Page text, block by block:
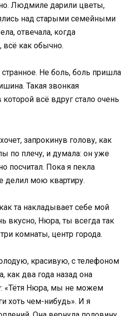
Людмиле дарили цветы,
над старыми семейными
отвечала, когда
как обычно.
Не боль, боль пришла
Такая звонкая
всё вдруг стало очень
запрокинув голову, как
по плечу, и думала: он уже
посчитал. Пока я пекла
делил мою квартиру.
та накладывает себе мой
вкусно, Нюра, ты всегда так
комнаты, центр города.
красивую, с телефоном
как два года назад она
«Тётя Нюра, мы не можем
хоть чем-нибудь». И я